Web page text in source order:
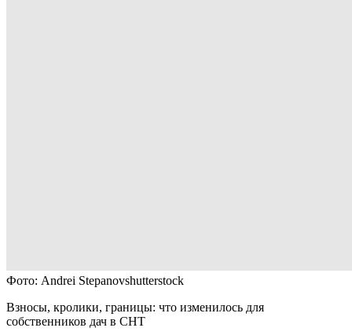
Фото: Andrei Stepanovshutterstock
Взносы, кролики, границы: что изменилось для
собственников дач в СНТ